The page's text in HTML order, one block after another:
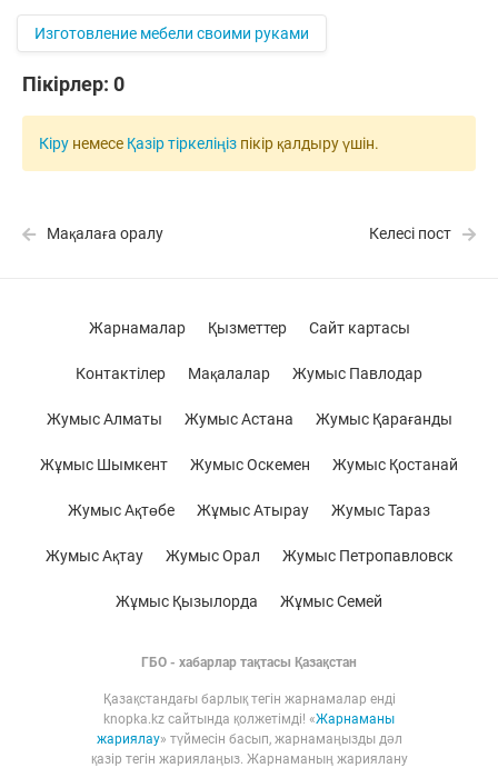
Изготовление мебели своими руками
Пікірлер: 0
Кіру немесе Қазір тіркеліңіз пікір қалдыру үшін.
Мақалаға оралу Келесі пост
ГБО - хабарлар тақтасы Қазақстан
Қазақстандағы барлық тегін жарнамалар енді
knopka.kz сайтында қолжетімді! «Жарнаманы
жариялау» түймесін басып, жарнамаңызды дәл
қазір тегін жариялаңыз. Жарнаманың жариялану
Жарнамалар Қызметтер Сайт картасы
Контактілер Мақалалар Жумыс Павлодар
Жумыс Алматы Жумыс Астана Жумыс Қарағанды
Жұмыс Шымкент Жумыс Оскемен Жумыс Қостанай
Жумыс Ақтөбе Жұмыс Атырау Жумыс Тараз
Жумыс Ақтау Жумыс Орал Жумыс Петропавловск
Жұмыс Қызылорда Жұмыс Семей